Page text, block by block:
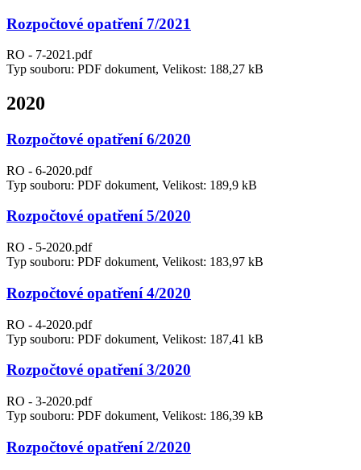
Rozpočtové opatření 7/2021
RO - 7-2021.pdf
Typ souboru: PDF dokument, Velikost: 188,27 kB
2020
Rozpočtové opatření 6/2020
RO - 6-2020.pdf
Typ souboru: PDF dokument, Velikost: 189,9 kB
Rozpočtové opatření 5/2020
RO - 5-2020.pdf
Typ souboru: PDF dokument, Velikost: 183,97 kB
Rozpočtové opatření 4/2020
RO - 4-2020.pdf
Typ souboru: PDF dokument, Velikost: 187,41 kB
Rozpočtové opatření 3/2020
RO - 3-2020.pdf
Typ souboru: PDF dokument, Velikost: 186,39 kB
Rozpočtové opatření 2/2020